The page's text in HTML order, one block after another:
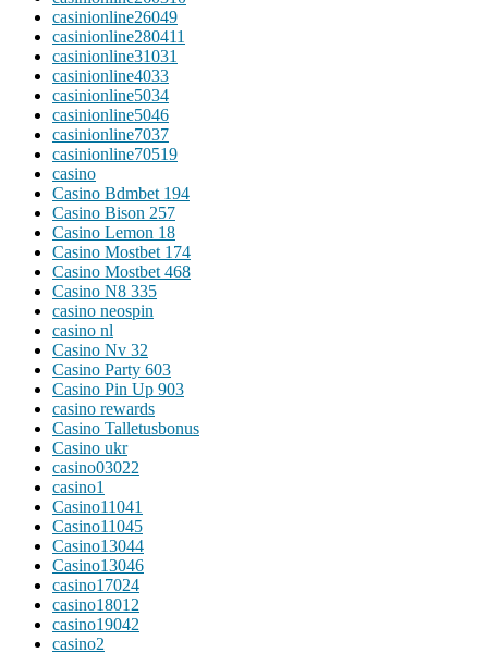
casinionline26049
casinionline280411
casinionline31031
casinionline4033
casinionline5034
casinionline5046
casinionline7037
casinionline70519
casino
Casino Bdmbet 194
Casino Bison 257
Casino Lemon 18
Casino Mostbet 174
Casino Mostbet 468
Casino N8 335
casino neospin
casino nl
Casino Nv 32
Casino Party 603
Casino Pin Up 903
casino rewards
Casino Talletusbonus
Casino ukr
casino03022
casino1
Casino11041
Casino11045
Casino13044
Casino13046
casino17024
casino18012
casino19042
casino2